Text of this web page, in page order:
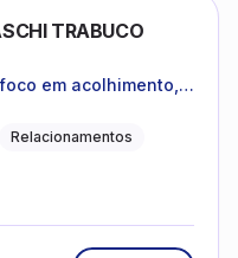
TRABUCO
em acolhimento,
Relacionamentos